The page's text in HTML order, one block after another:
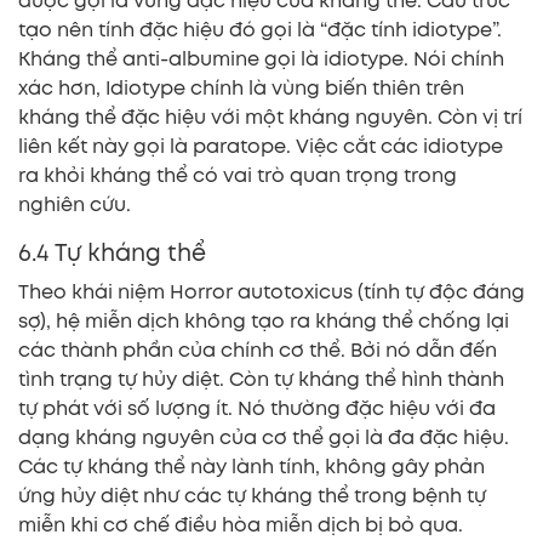
tạo nên tính đặc hiệu đó gọi là “đặc tính idiotype”.
Kháng thể anti-albumine gọi là idiotype. Nói chính
xác hơn, Idiotype chính là vùng biến thiên trên
kháng thể đặc hiệu với một kháng nguyên. Còn vị trí
liên kết này gọi là paratope. Việc cắt các idiotype
ra khỏi kháng thể có vai trò quan trọng trong
nghiên cứu.
6.4 Tự kháng thể
Theo khái niệm Horror autotoxicus (tính tự độc đáng
sợ), hệ miễn dịch không tạo ra kháng thể chống lại
các thành phần của chính cơ thể. Bởi nó dẫn đến
tình trạng tự hủy diệt. Còn tự kháng thể hình thành
tự phát với số lượng ít. Nó thường đặc hiệu với đa
dạng kháng nguyên của cơ thể gọi là đa đặc hiệu.
Các tự kháng thể này lành tính, không gây phản
ứng hủy diệt như các tự kháng thể trong bệnh tự
miễn khi cơ chế điều hòa miễn dịch bị bỏ qua.